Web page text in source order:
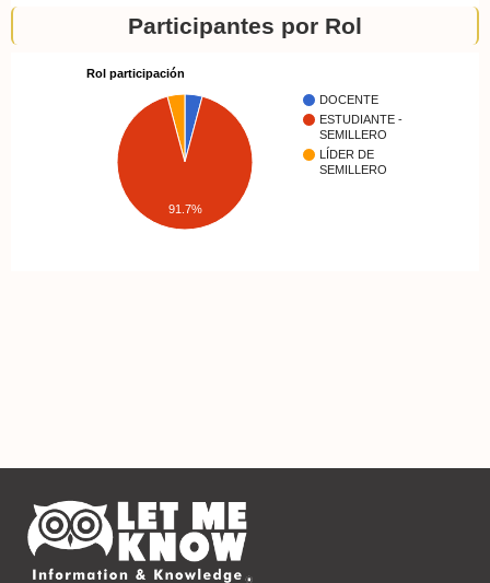
Participantes por Rol
Rol participación
DOCENTE
ESTUDIANTE -
SEMILLERO
LÍDER DE
SEMILLERO
91.7%